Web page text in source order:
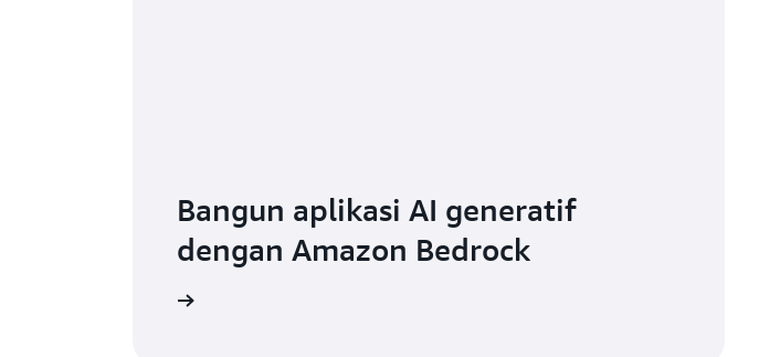
Bangun aplikasi AI generatif
dengan Amazon Bedrock